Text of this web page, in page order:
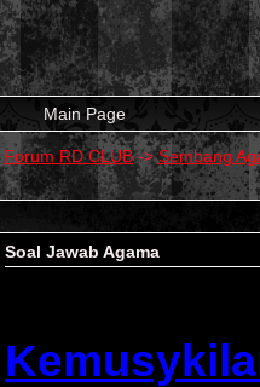
Main Page
Forum RD CLUB->Sembang
Soal Jawab Agama